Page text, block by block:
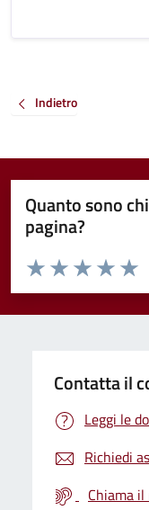
Indietro
Quanto sono
pagina?
Valuta da 1 a 5 stelle la
Valuta
Valuta 3
Valuta 2 stelle
Valuta 1 stelle su 5
Contatta il
Leggi le
Richiedi
Chiama